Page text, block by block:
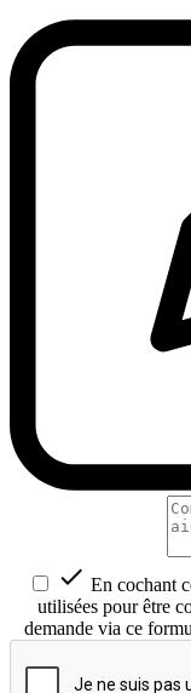
 En cochant
utilisées pour être
demande via ce